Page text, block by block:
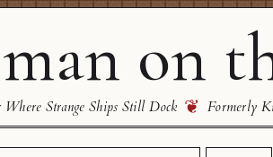
on
Strange Ships Still Dock ❦ Formerly